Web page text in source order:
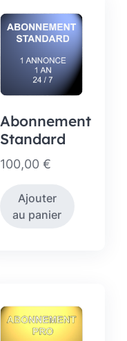
Abonnement
Standard
100,00 €
Ajouter
au panier